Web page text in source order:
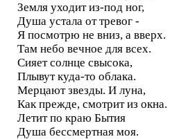
Земля уходит из-под ног,
Душа устала от тревог -
Я посмотрю не вниз, а вверх.
Там небо вечное для всех.
Сияет солнце свысока,
Плывут куда-то облака.
Мерцают звезды. И луна,
Как прежде, смотрит из окна.
Летит по краю Бытия
Душа бессмертная моя.